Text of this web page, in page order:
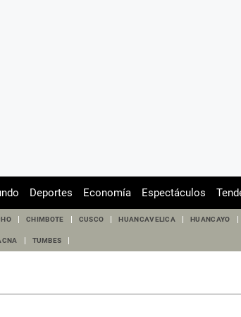
Deportes Economía Espectáculos
CHIMBOTE CUSCO HUANCAVELICA HUANCAYO
TUMBES